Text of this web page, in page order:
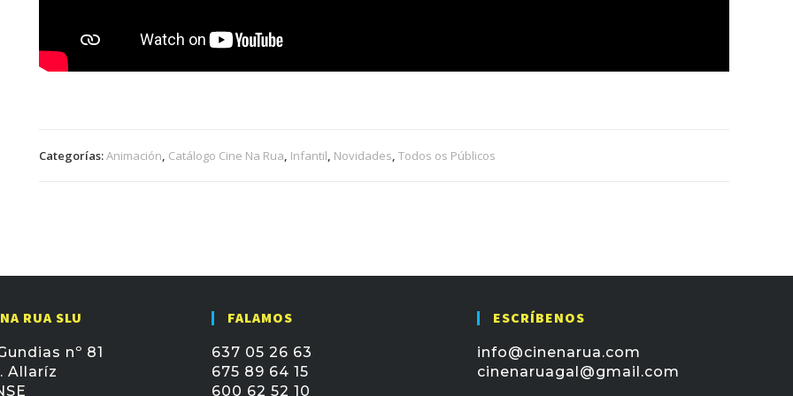
Categorías:Animación, Catálogo Cine Na Rua, Infantil, Novidades, Todos os Públicos
RUA SLU
nº 81
Allaríz
FALAMOS
637 05 26 63
675 89 64 15
600 62 52 10
ESCRÍBENOS
info@cinenarua.com
cinenaruagal@gmail.com